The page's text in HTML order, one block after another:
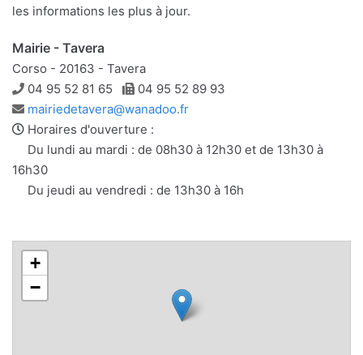
les informations les plus à jour.
Mairie - Tavera
Corso - 20163 - Tavera
Téléphone
04 95 52 81 65 Télécopie
04 95 52 89 93
Adresse
e-
mail
mairiedetavera@wanadoo.fr
Horaires d'ouverture :
Du lundi au mardi : de 08h30 à 12h30 et de 13h30 à
16h30
Du jeudi au vendredi : de 13h30 à 16h
+
−